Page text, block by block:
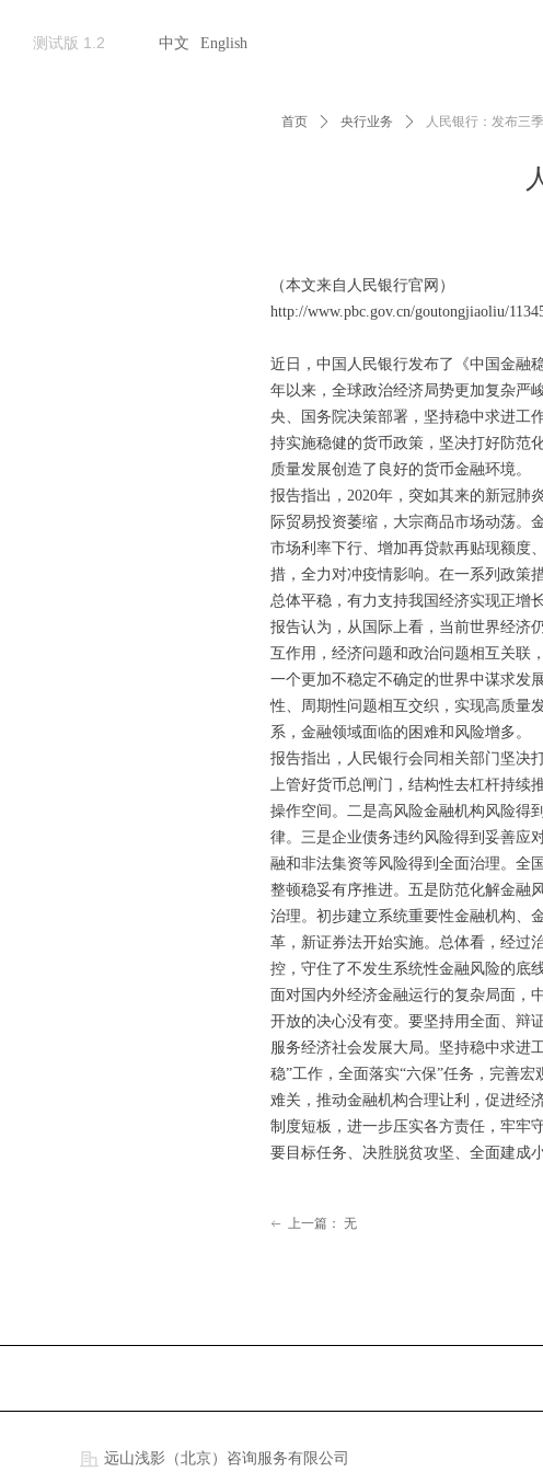
测试版 1.2 中文 English
首页 ꄲ 央行业务 ꄲ 人民银行：发布三
（本文来自人民银行官网）
http://www.pbc.gov.cn/goutongjiaoliu/
近日，中国人民银行发布了《中国金融
年以来，全球政治经济局势更加复杂严
央、国务院决策部署，坚持稳中求进工
持实施稳健的货币政策，坚决打好防范
质量发展创造了良好的货币金融环境。
报告指出，2020年，突如其来的新冠肺
际贸易投资萎缩，大宗商品市场动荡。
市场利率下行、增加再贷款再贴现额度
措，全力对冲疫情影响。在一系列政策
总体平稳，有力支持我国经济实现正增
报告认为，从国际上看，当前世界经济
互作用，经济问题和政治问题相互关联
一个更加不稳定不确定的世界中谋求发
性、周期性问题相互交织，实现高质量
系，金融领域面临的困难和风险增多。
报告指出，人民银行会同相关部门坚决
上管好货币总闸门，结构性去杠杆持续
操作空间。二是高风险金融机构风险得
律。三是企业债务违约风险得到妥善应
融和非法集资等风险得到全面治理。全
整顿稳妥有序推进。五是防范化解金融
治理。初步建立系统重要性金融机构、
革，新证券法开始实施。总体看，经过
控，守住了不发生系统性金融风险的底线
面对国内外经济金融运行的复杂局面，
开放的决心没有变。要坚持用全面、辩
服务经济社会发展大局。坚持稳中求进
稳”工作，全面落实“六保”任务，完善
难关，推动金融机构合理让利，促进经
制度短板，进一步压实各方责任，牢牢
要目标任务、决胜脱贫攻坚、全面建成
ꂃ 上一篇： 无
远山浅影（北京）咨询服务有限公司